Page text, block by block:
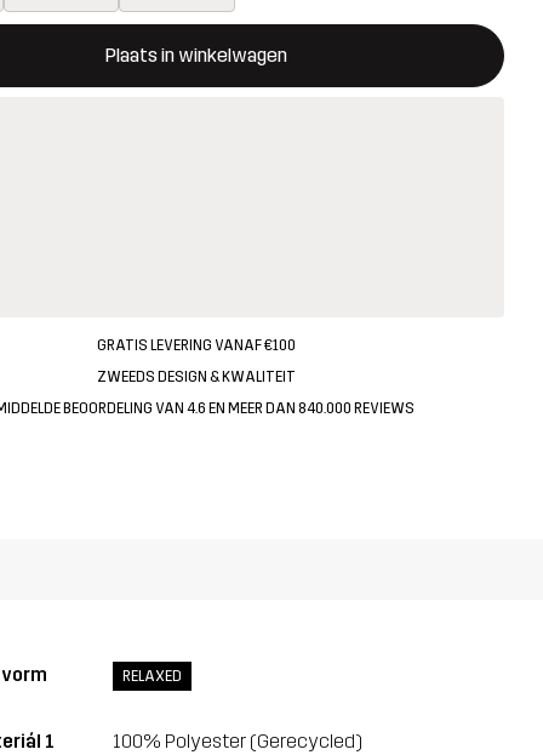
Plaats in winkelwagen
een modal met de bevestiging van een nieuw item in het
GRATIS LEVERING VANAF €100
ZWEEDS DESIGN & KWALITEIT
BEOORDELING VAN 4.6 EN MEER DAN 840.000 REVIEWS
RELAXED
1 100% Polyester (Gerecycled)